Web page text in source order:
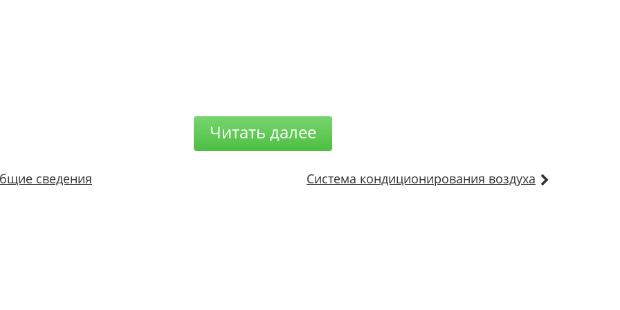
Читать далее
сведения Система кондиционирования воздуха